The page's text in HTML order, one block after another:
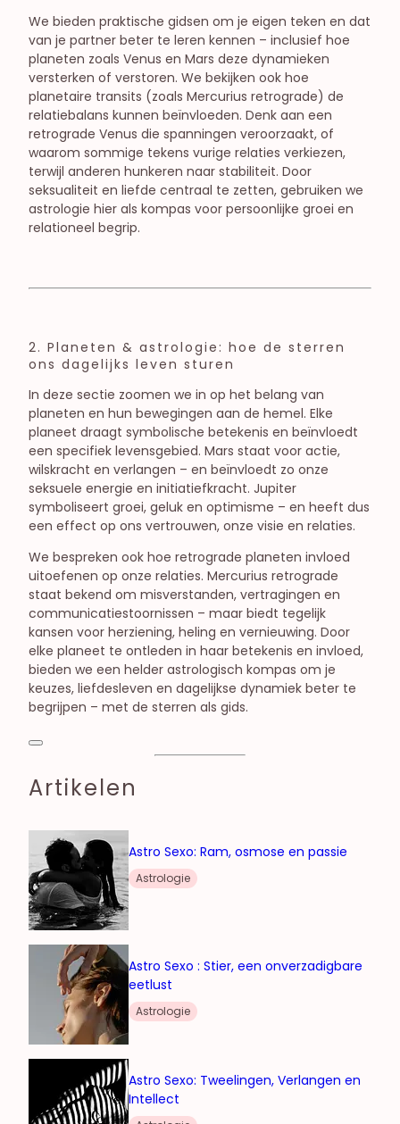
We bieden praktische gidsen om je eigen teken en dat
van je partner beter te leren kennen – inclusief hoe
planeten zoals Venus en Mars deze dynamieken
versterken of verstoren. We bekijken ook hoe
planetaire transits (zoals Mercurius retrograde) de
relatiebalans kunnen beïnvloeden. Denk aan een
retrograde Venus die spanningen veroorzaakt, of
waarom sommige tekens vurige relaties verkiezen,
terwijl anderen hunkeren naar stabiliteit. Door
seksualiteit en liefde centraal te zetten, gebruiken we
astrologie hier als kompas voor persoonlijke groei en
relationeel begrip.
2. Planeten & astrologie: hoe de sterren
ons dagelijks leven sturen
In deze sectie zoomen we in op het belang van
planeten en hun bewegingen aan de hemel. Elke
planeet draagt symbolische betekenis en beïnvloedt
een specifiek levensgebied. Mars staat voor actie,
wilskracht en verlangen – en beïnvloedt zo onze
seksuele energie en initiatiefkracht. Jupiter
symboliseert groei, geluk en optimisme – en heeft dus
een effect op ons vertrouwen, onze visie en relaties.
We bespreken ook hoe retrograde planeten invloed
uitoefenen op onze relaties. Mercurius retrograde
staat bekend om misverstanden, vertragingen en
communicatiestoornissen – maar biedt tegelijk
kansen voor herziening, heling en vernieuwing. Door
elke planeet te ontleden in haar betekenis en invloed,
bieden we een helder astrologisch kompas om je
keuzes, liefdesleven en dagelijkse dynamiek beter te
begrijpen – met de sterren als gids.
Artikelen
Astro Sexo: Ram, osmose en passie
Astrologie
Astro Sexo : Stier, een onverzadigbare
eetlust
Astrologie
Astro Sexo: Tweelingen, Verlangen en
Intellect